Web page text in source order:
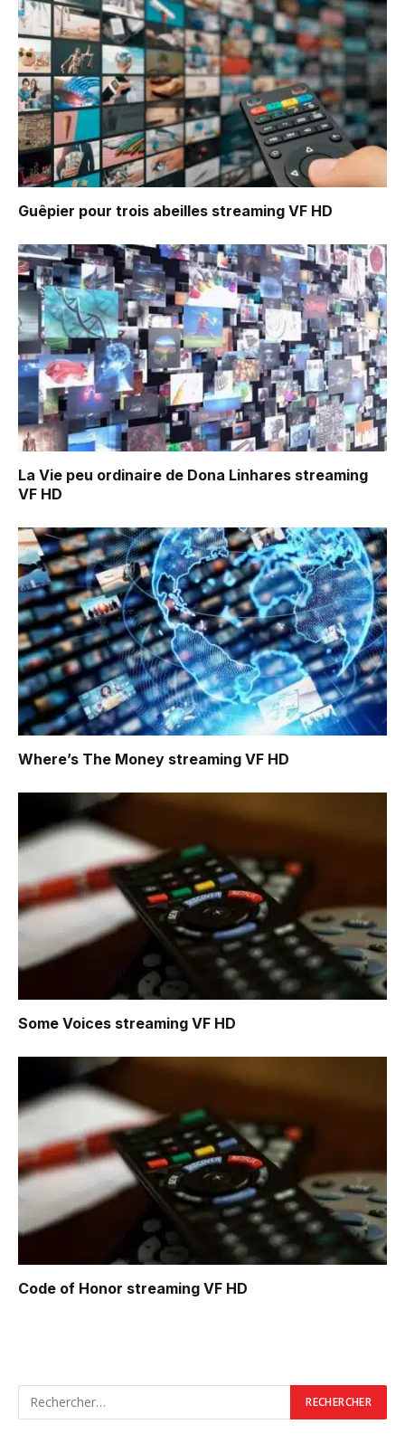
Guêpier pour trois abeilles streaming VF HD
La Vie peu ordinaire de Dona Linhares streaming
VF HD
Where’s The Money streaming VF HD
Some Voices streaming VF HD
Code of Honor streaming VF HD